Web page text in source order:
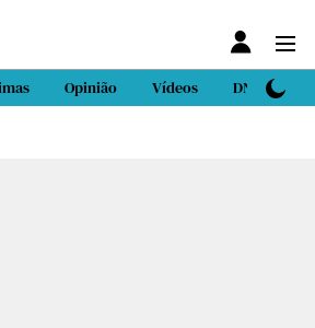
Opinião Vídeos DN Sport